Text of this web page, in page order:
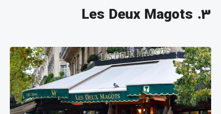
3. Les Deux Magots